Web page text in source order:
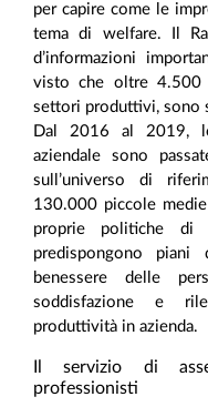
per capire come le
tema di welfare. Il
d’informazioni
visto che oltre 4.500
settori produttivi, sono
Dal 2016 al 2019,
aziendale sono
sull’universo di
130.000 piccole
proprie politiche di
predispongono
benessere delle
soddisfazione e
produttività in azienda.
Il servizio di
professionisti